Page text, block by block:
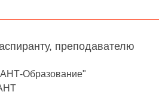
преподавателю
Образование"